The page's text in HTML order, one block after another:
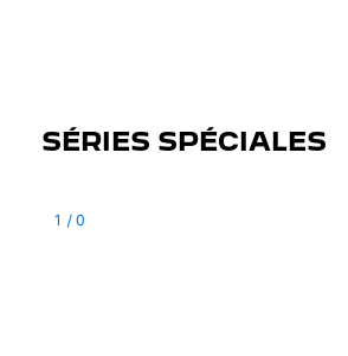
SÉRIES SPÉCIALES
1 /0